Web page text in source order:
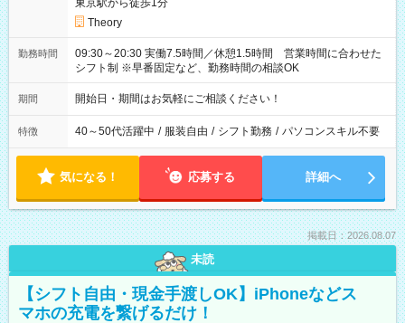
東京駅から徒歩1分
Theory
勤務時間
09:30～20:30 実働7.5時間／休憩1.5時間 営業時間に合わせた
シフト制 ※早番固定など、勤務時間の相談OK
期間 開始日・期間はお気軽にご相談ください！
特徴 40～50代活躍中 / 服装自由 / シフト勤務 / パソコンスキル不要
気になる！ 応募する 詳細へ
掲載日：2026.08.07
未読
【シフト自由・現金手渡しOK】iPhoneなどス
マホの充電を繋げるだけ！